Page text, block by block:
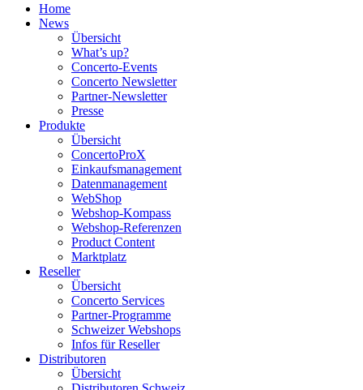
Home
News
Übersicht
What’s up?
Concerto-Events
Concerto Newsletter
Partner-Newsletter
Presse
Produkte
Übersicht
ConcertoProX
Einkaufsmanagement
Datenmanagement
WebShop
Webshop-Kompass
Webshop-Referenzen
Product Content
Marktplatz
Reseller
Übersicht
Concerto Services
Partner-Programme
Schweizer Webshops
Infos für Reseller
Distributoren
Übersicht